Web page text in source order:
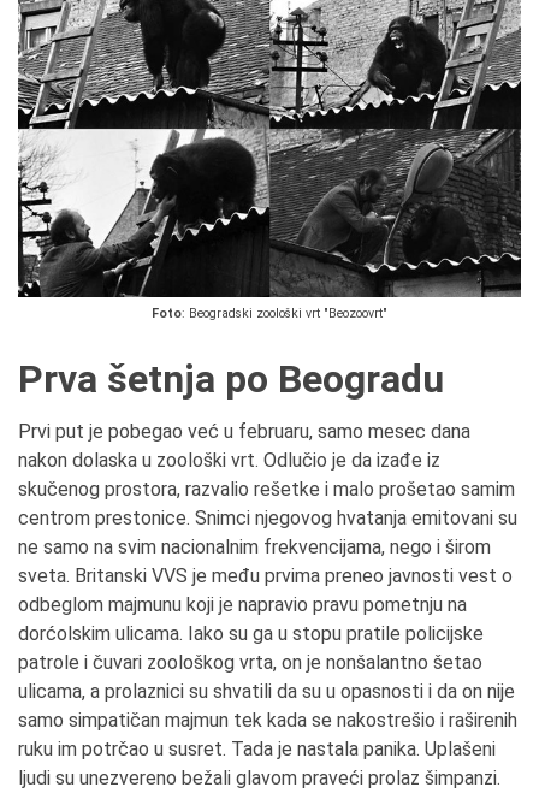
Foto: Beogradski zoološki vrt "Beozoovrt"
Prva šetnja po Beogradu
Prvi put je pobegao već u februaru, samo mesec dana
nakon dolaska u zoološki vrt. Odlučio je da izađe iz
skučenog prostora, razvalio rešetke i malo prošetao samim
centrom prestonice. Snimci njegovog hvatanja emitovani su
ne samo na svim nacionalnim frekvencijama, nego i širom
sveta. Britanski VVS je među prvima preneo javnosti vest o
odbeglom majmunu koji je napravio pravu pometnju na
dorćolskim ulicama. Iako su ga u stopu pratile policijske
patrole i čuvari zoološkog vrta, on je nonšalantno šetao
ulicama, a prolaznici su shvatili da su u opasnosti i da on nije
samo simpatičan majmun tek kada se nakostrešio i raširenih
ruku im potrčao u susret. Tada je nastala panika. Uplašeni
ljudi su unezvereno bežali glavom praveći prolaz šimpanzi.